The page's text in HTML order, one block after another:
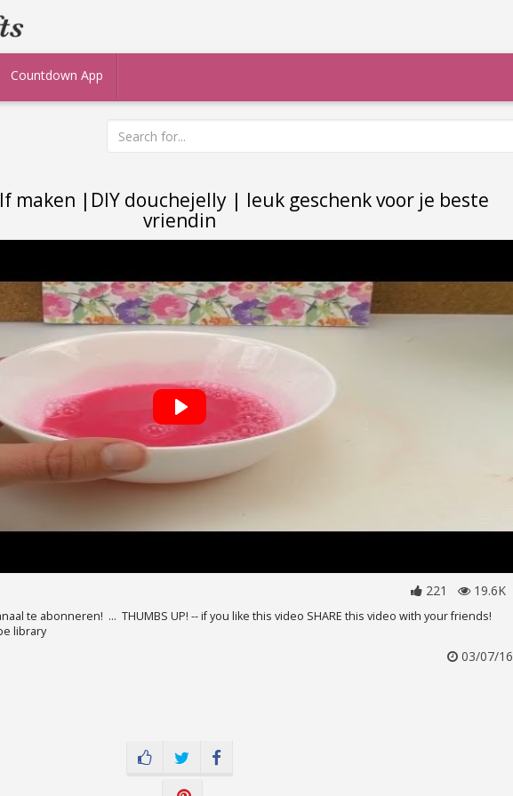
Countdown App
maken |DIY douchejelly | leuk geschenk voor je beste
vriendin
221 19.6K
te abonneren! ... THUMBS UP! -- if you like this video SHARE this video with your friends!
library
03/07/16